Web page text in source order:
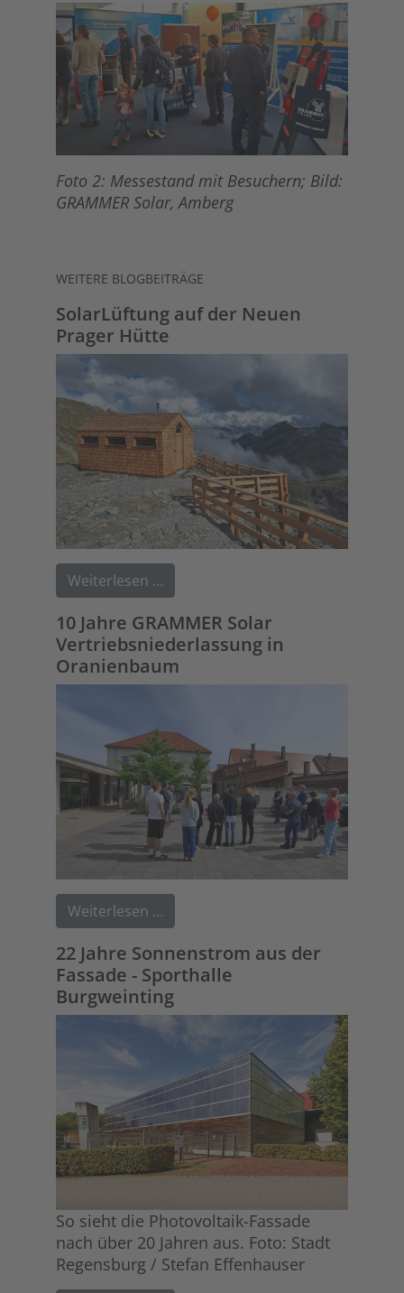
Foto 2: Messestand mit Besuchern; Bild:
GRAMMER Solar, Amberg
WEITERE BLOGBEITRÄGE
SolarLüftung auf der Neuen
Prager Hütte
Weiterlesen …
10 Jahre GRAMMER Solar
Vertriebsniederlassung in
Oranienbaum
Weiterlesen …
22 Jahre Sonnenstrom aus der
Fassade - Sporthalle
Burgweinting
So sieht die Photovoltaik-Fassade
nach über 20 Jahren aus. Foto: Stadt
Regensburg / Stefan Effenhauser